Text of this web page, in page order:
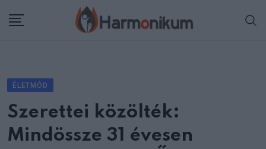
ÉLETMÓD
Szerettei közölték:
Mindössze 31 évesen